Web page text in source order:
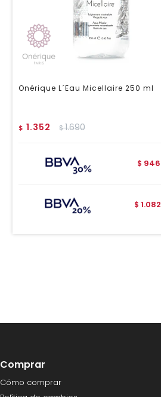
Onérique L´Eau Micellaire 250 ml
$ 1.352 $1.690
$ 946
$ 1.082
Comprar
Cómo comprar